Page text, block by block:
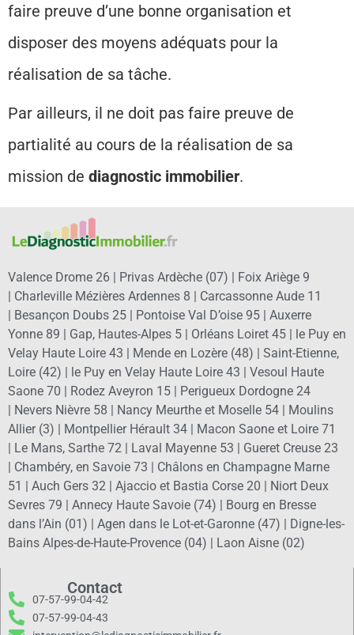
faire preuve d’une bonne organisation et
disposer des moyens adéquats pour la
réalisation de sa tâche.
Par ailleurs, il ne doit pas faire preuve de
partialité au cours de la réalisation de sa
mission de diagnostic immobilier.
Valence Drome 26 | Privas Ardèche (07) | Foix Ariège 9
| Charleville Mézières Ardennes 8 | Carcassonne Aude 11
| Besançon Doubs 25 | Pontoise Val D’oise 95 | Auxerre
Yonne 89 | Gap, Hautes-Alpes 5 | Orléans Loiret 45 | le Puy en
Velay Haute Loire 43 | Mende en Lozère (48) | Saint-Etienne,
Loire (42) | le Puy en Velay Haute Loire 43 | Vesoul Haute
Saone 70 | Rodez Aveyron 15 | Perigueux Dordogne 24
| Nevers Nièvre 58 | Nancy Meurthe et Moselle 54 | Moulins
Allier (3) | Montpellier Hérault 34 | Macon Saone et Loire 71
| Le Mans, Sarthe 72 | Laval Mayenne 53 | Gueret Creuse 23
| Chambéry, en Savoie 73 | Châlons en Champagne Marne
51 | Auch Gers 32 | Ajaccio et Bastia Corse 20 | Niort Deux
Sevres 79 | Annecy Haute Savoie (74) | Bourg en Bresse
dans l’Ain (01) | Agen dans le Lot-et-Garonne (47) | Digne-les-
Bains Alpes-de-Haute-Provence (04) | Laon Aisne (02)
Contact
07-57-99-04-42
07-57-99-04-43